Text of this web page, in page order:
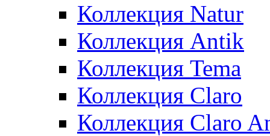
Коллекция Natur
Коллекция Antik
Коллекция Tema
Коллекция Claro
Коллекция Claro